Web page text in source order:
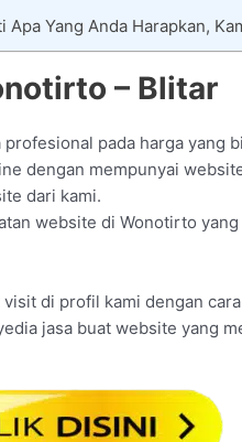
Yang Anda Harapkan,
– Blitar
pada harga yang
dengan mempunyai
dari kami.
website di Wonotirto
di profil kami dengan
jasa buat website yang